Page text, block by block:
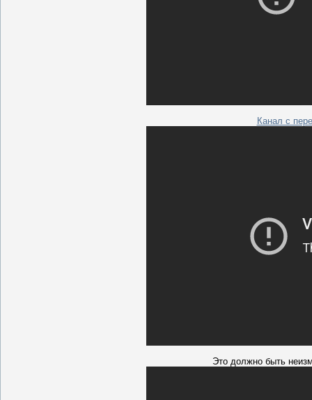
Канал с
Это должно быть